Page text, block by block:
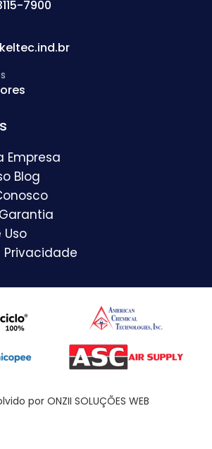
7900
Empresa
Blog
Uso
Privacidade
por ONZII SOLUÇÕES WEB